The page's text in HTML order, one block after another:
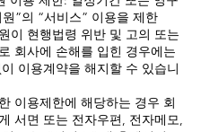
”의 “서비스” 이용을 제한
이 현행법령 위반 및 고의 또는
회사에 손해를 입힌 경우에는
이용계약을 해지할 수 있습니
이용제한에 해당하는 경우 회
서면 또는 전자우편, 전자메모,